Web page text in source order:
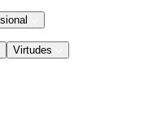
Virtudes